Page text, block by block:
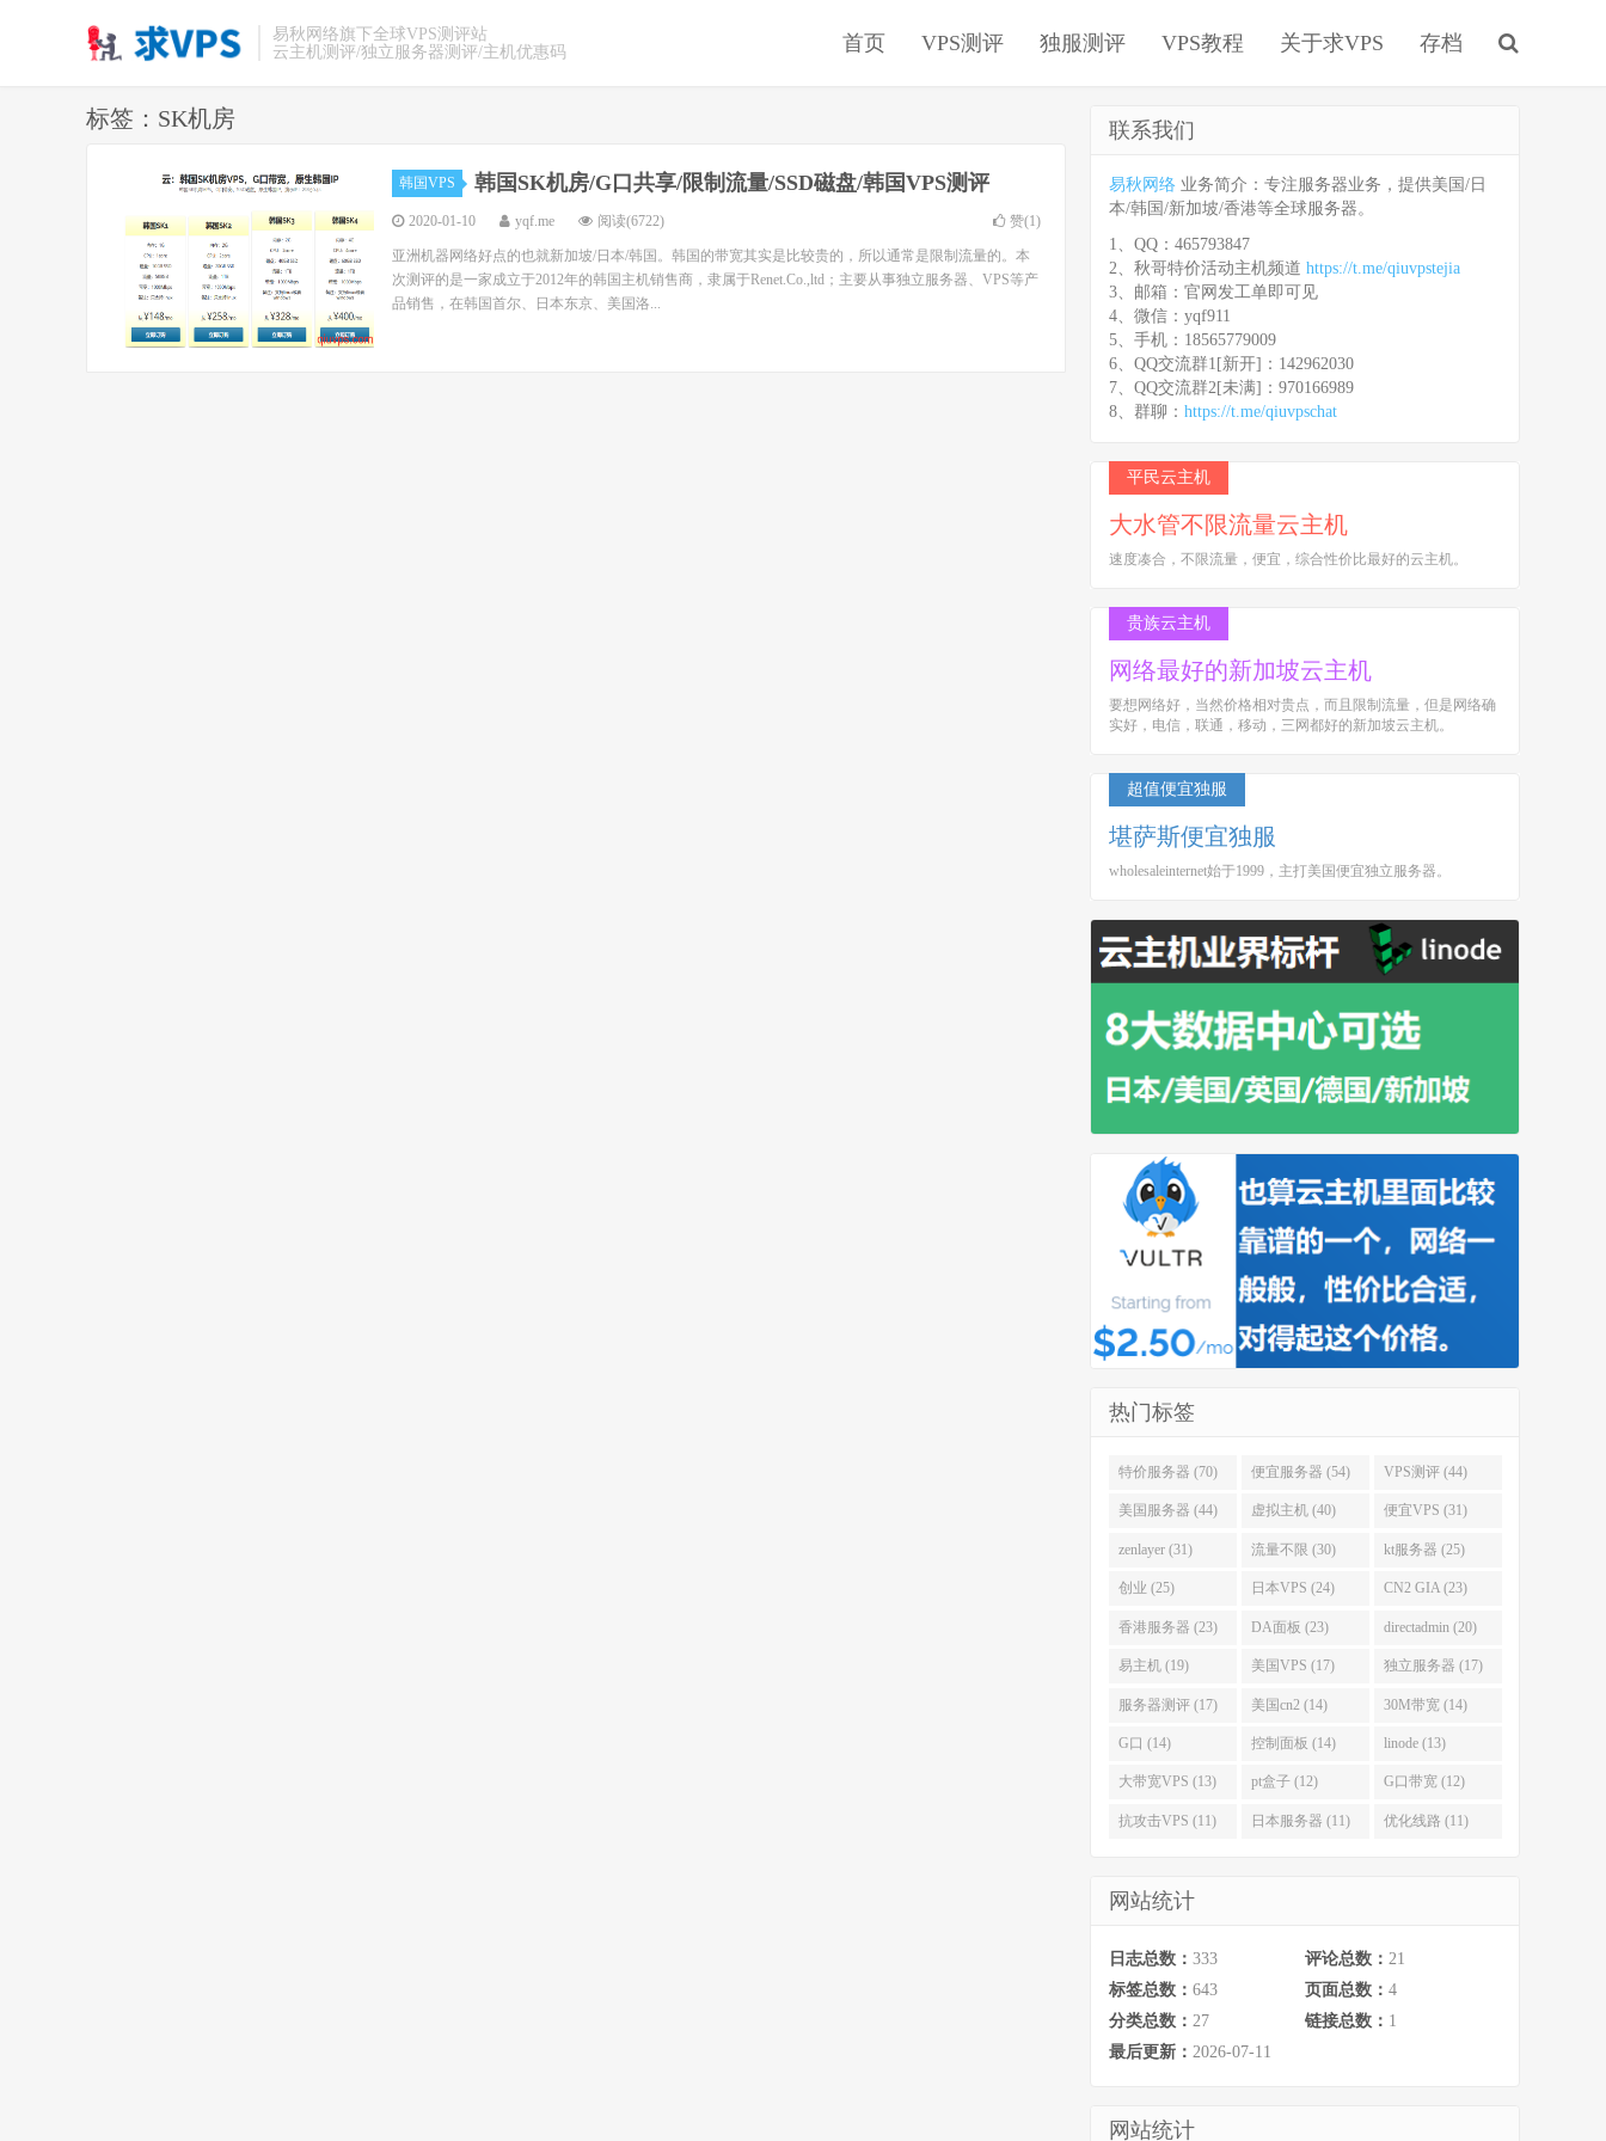
易秋网络旗下全球VPS测评站
云主机测评/独立服务器测评/主机优惠码
首页 VPS测评 独服测评 VPS教程 关于求VPS 存档
标签：SK机房
韩国VPS 韩国SK机房/G口共享/限制流量/SSD磁盘/韩国VPS测评
2020-01-10 yqf.me 阅读(6722) 赞(1)
亚洲机器网络好点的也就新加坡/日本/韩国。韩国的带宽其实是比较贵的，所以通常是限制流量的。本
次测评的是一家成立于2012年的韩国主机销售商，隶属于Renet.Co.,ltd；主要从事独立服务器、VPS等产
品销售，在韩国首尔、日本东京、美国洛...
联系我们
易秋网络 业务简介：专注服务器业务，提供美国/日
本/韩国/新加坡/香港等全球服务器。
1、QQ：465793847
2、秋哥特价活动主机频道 https://t.me/qiuvpstejia
3、邮箱：官网发工单即可见
4、微信：yqf911
5、手机：18565779009
6、QQ交流群1[新开]：142962030
7、QQ交流群2[未满]：970166989
8、群聊： https://t.me/qiuvpschat
平民云主机
大水管不限流量云主机
速度凑合，不限流量，便宜，综合性价比最好的云主机。
贵族云主机
网络最好的新加坡云主机
要想网络好，当然价格相对贵点，而且限制流量，但是网络确
实好，电信，联通，移动，三网都好的新加坡云主机。
超值便宜独服
堪萨斯便宜独服
wholesaleinternet始于1999，主打美国便宜独立服务器。
热门标签
特价服务器 (70) 便宜服务器 (54) VPS测评 (44)
美国服务器 (44) 虚拟主机 (40) 便宜VPS (31)
zenlayer (31) 流量不限 (30) kt服务器 (25)
创业 (25) 日本VPS (24) CN2 GIA (23)
香港服务器 (23) DA面板 (23) directadmin (20)
易主机 (19) 美国VPS (17) 独立服务器 (17)
服务器测评 (17) 美国cn2 (14) 30M带宽 (14)
G口 (14) 控制面板 (14) linode (13)
大带宽VPS (13) pt盒子 (12) G口带宽 (12)
抗攻击VPS (11) 日本服务器 (11) 优化线路 (11)
网站统计
日志总数： 333 评论总数： 21
标签总数： 643 页面总数： 4
分类总数： 27 链接总数： 1
最后更新： 2026-07-11
网站统计